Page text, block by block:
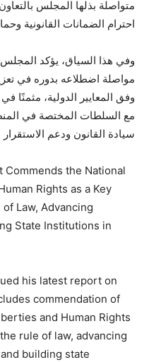
متواصلة بذلها المجلس
احترام الضمانات القانونية
وفي هذا السياق، يؤكد
مواصلة اضطلاعه بدوره في
وفق المعايير الدولية، مثمنًا
مع السلطات المختصة في
سيادة القانون ودعم
Commends the National
Rights as a Key
Law, Advancing
State Institutions in
his latest report on
commendation of
and Human Rights
rule of law, advancing
building state